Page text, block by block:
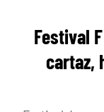
Festival
cartaz,